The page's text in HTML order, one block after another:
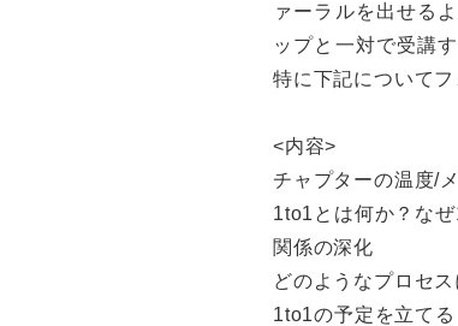
ァーラルを出せる
ップと一対で受講
特に下記についてフ
<内容>
チャプターの温度/
1to1とは何か？な
関係の深化
どのようなプロセス
1to1の予定を立てる